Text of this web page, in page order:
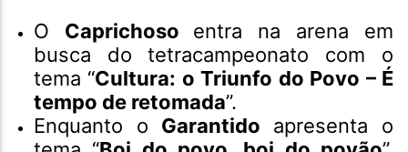
O Caprichoso entra na arena em
busca do tetracampeonato com o
tema “Cultura: o Triunfo do Povo – É
tempo de retomada”.
Enquanto o Garantido apresenta o